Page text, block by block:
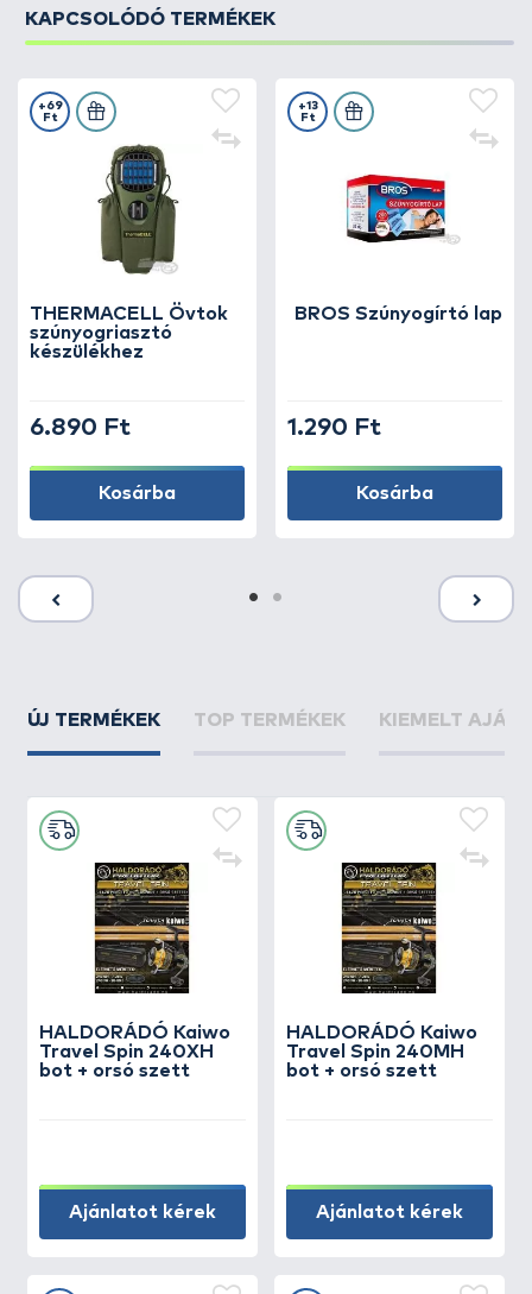
KAPCSOLÓDÓ TERMÉKEK
THERMACELL Övtok
szúnyogriasztó
készülékhez
+69
Ft
6.890 Ft
Kosárba
BROS Szúnyogírtó lap
+13
Ft
1.290 Ft
Kosárba
ÚJ TERMÉKEK TOP TERMÉKEK KIEMELT
HALDORÁDÓ Kaiwo
Travel Spin 240XH
bot + orsó szett
Ajánlatot kérek
HALDORÁDÓ Kaiwo
Travel Spin 240MH
bot + orsó szett
Ajánlatot kérek